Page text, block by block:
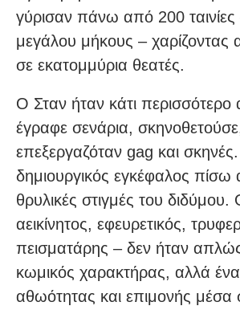
γύρισαν πάνω από 200 ταινίες
μεγάλου μήκους – χαρίζοντας
σε εκατομμύρια θεατές.
Ο Σταν ήταν κάτι
έγραφε σενάρια,
επεξεργαζόταν gag και
δημιουργικός εγκέφαλος πίσω
θρυλικές στιγμές του
αεικίνητος, εφευρετικός,
πεισματάρης – δεν ήταν
κωμικός χαρακτήρας, αλλά
αθωότητας και επιμονής μέσα